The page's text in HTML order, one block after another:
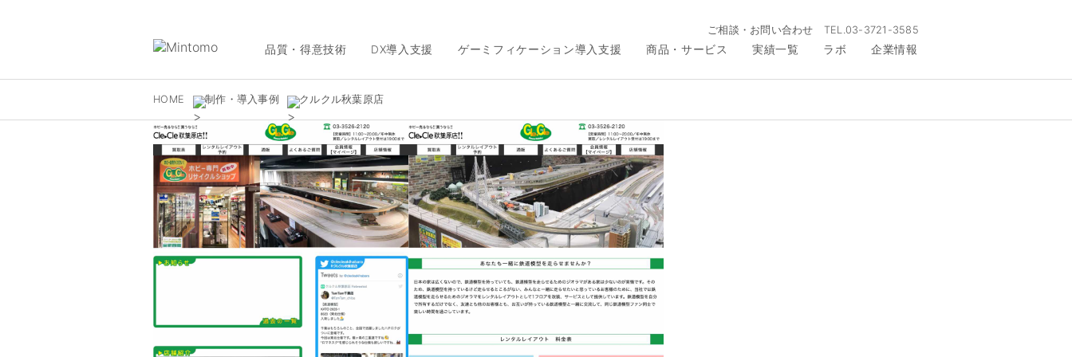
ご相談・お問い合わせ TEL.03-3721-3585
品質・得意技術 DX導入支援 ゲーミフィケーション導入支援 商品・サービス 実績一覧 ラボ 企業情報
HOME 制作・導入事例 クルクル秋葉原店